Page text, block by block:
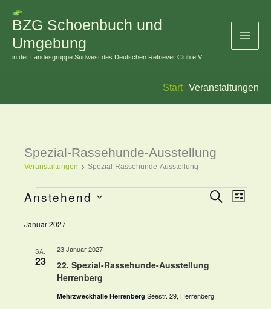
Zum
Inhalt
springen
BZG Schoenbuch und
Umgebung
in der Landesgruppe Südwest des Deutschen Retriever Club e.V.
Start Veranstaltungen
Spezial-Rassehunde-Ausstellung
Veranstaltungen Spezial-Rassehunde-Ausstellung
Veranstaltungen
Navigation
Suche
Liste
Anstehend
Januar 2027
SA.
23
22. Spezial-Rassehunde-Ausstellung
Herrenberg
23 Januar 2027
Mehrzweckhalle Herrenberg Seestr. 29, Herrenberg